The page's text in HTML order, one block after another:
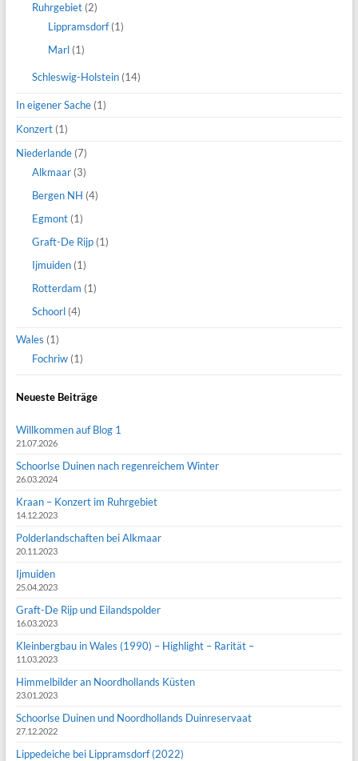
Ruhrgebiet(2)
Lippramsdorf(1)
Marl(1)
Schleswig-Holstein(14)
In eigener Sache(1)
Konzert(1)
Niederlande(7)
Alkmaar(3)
Bergen NH (4)
Egmont(1)
Graft-De Rijp(1)
Ijmuiden(1)
Rotterdam (1)
Schoorl(4)
Wales (1)
Fochriw(1)
Neueste Beiträge
Willkommen auf Blog 1
21.07.2026
Schoorlse Duinen nach regenreichem Winter
26.03.2024
Kraan – Konzert im Ruhrgebiet
14.12.2023
Polderlandschaften bei Alkmaar
20.11.2023
Ijmuiden
25.04.2023
Graft-De Rijp und Eilandspolder
16.03.2023
Kleinbergbau in Wales (1990) – Highlight – Rarität –
11.03.2023
Himmelbilder an Noordhollands Küsten
23.01.2023
Schoorlse Duinen und Noordhollands Duinreservaat
27.12.2022
Lippedeiche bei Lippramsdorf (2022)